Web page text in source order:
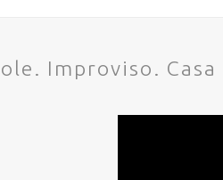
Improviso.